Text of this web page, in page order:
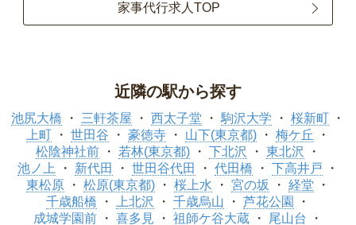
家事代行求人TOP
近隣の駅から探す
池尻大橋 三軒茶屋 西太子堂 駒沢大学
桜新町
上町
世田谷 豪徳寺 山下(東京都)
梅ケ丘
松陰神社前
若林(東京都) 下北沢
東北沢
池ノ上
新代田 世田谷代田 代田橋
下高井戸
東松原
松原(東京都) 桜上水 宮の坂
経堂
千歳船橋
上北沢 千歳烏山
芦花公園
成城学園前
喜多見 祖師ケ谷大蔵 尾山台